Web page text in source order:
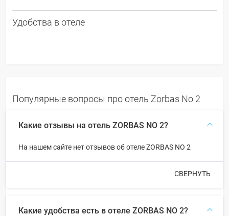
Удобства в отеле
Популярные вопросы про отель Zorbas No 2
Какие отзывы на отель ZORBAS NO 2?
На нашем сайте нет отзывов об отеле ZORBAS NO 2
СВЕРНУТЬ
Какие удобства есть в отеле ZORBAS NO 2?